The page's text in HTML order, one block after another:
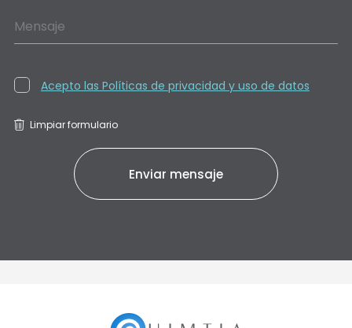
Mensaje
Acepto las Políticas de privacidad y uso de datos
Limpiar formulario